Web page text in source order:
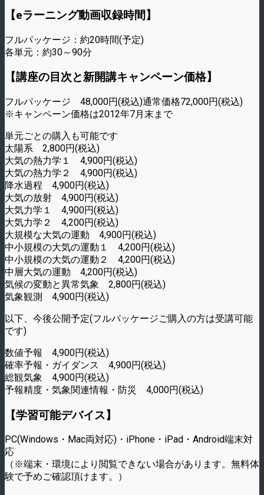
【eラーニング動画収録時間】
フルパッケージ：約20時間(予定)
各単元：約30～90分
【講座の目次と新開講キャンペーン価格】
フルパッケージ 48,000円(税込)通常価格72,000円(税込)
※キャンペーン価格は2012年7月末まで
単元ごとの購入も可能です
太陽系 2,800円(税込)
大気の熱力学１ 4,900円(税込)
大気の熱力学２ 4,900円(税込)
降水過程 4,900円(税込)
大気の放射 4,900円(税込)
大気力学１ 4,900円(税込)
大気力学２ 4,200円(税込)
大規模な大気の運動 4,900円(税込)
中小規模の大気の運動１ 4,200円(税込)
中小規模の大気の運動２ 4,200円(税込)
中層大気の運動 4,200円(税込)
気候の変動と異常気象 2,800円(税込)
気象観測 4,900円(税込)
以下、今後公開予定(フルパッケージご購入の方は受講可能
です)
数値予報 4,900円(税込)
確率予報・ガイダンス 4,900円(税込)
総観気象 4,900円(税込)
予報精度・気象関連情報・防災 4,000円(税込)
【学習可能デバイス】
PC(Windows・Mac両対応)・iPhone・iPad・Android端末対
応
（※端末・環境により閲覧できない場合があります。無料体
験で予めご確認頂けます。）